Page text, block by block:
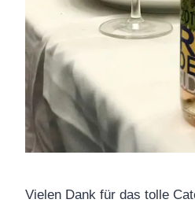
Vielen Dank für das tolle